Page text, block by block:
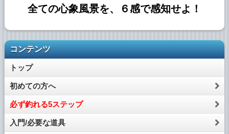
全ての心象風景を、６感で感知せよ！
コンテンツ
トップ
初めての方へ
必ず釣れる5ステップ
入門/必要な道具